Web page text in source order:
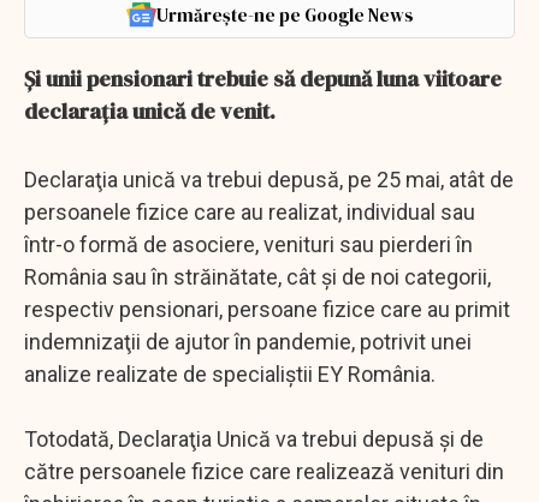
Urmărește-ne pe Google News
Și unii pensionari trebuie să depună luna viitoare
declarația unică de venit.
Declaraţia unică va trebui depusă, pe 25 mai, atât de
persoanele fizice care au realizat, individual sau
într-o formă de asociere, venituri sau pierderi în
România sau în străinătate, cât şi de noi categorii,
respectiv pensionari, persoane fizice care au primit
indemnizaţii de ajutor în pandemie, potrivit unei
analize realizate de specialiştii EY România.
Totodată, Declaraţia Unică va trebui depusă şi de
către persoanele fizice care realizează venituri din